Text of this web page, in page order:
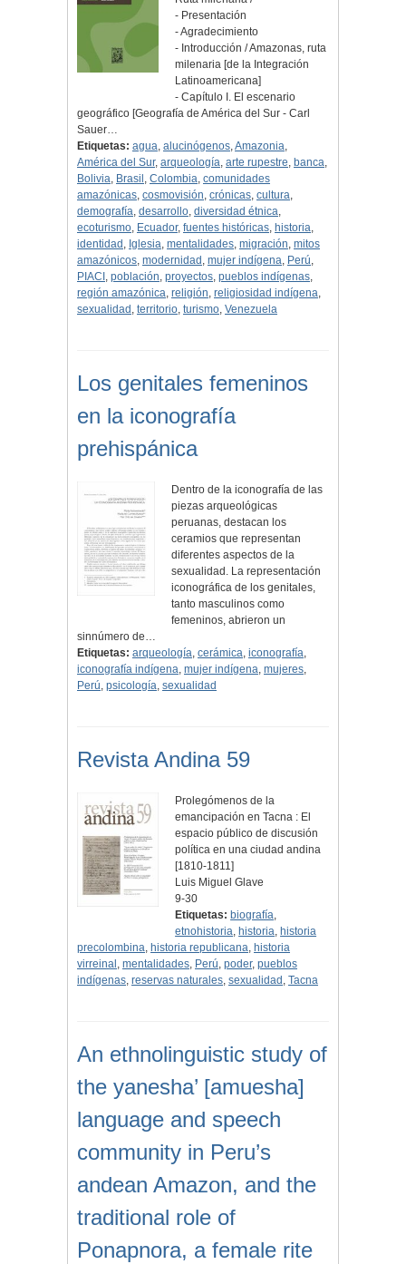
- Presentación
- Agradecimiento
- Introducción / Amazonas, ruta
milenaria [de la Integración
Latinoamericana]
- Capítulo I. El escenario
geográfico [Geografía de América del Sur - Carl
Sauer…
Etiquetas: agua, alucinógenos,Amazonia,
América del Sur, arqueología, arte rupestre, banca,
Bolivia, Brasil , Colombia, comunidades
amazónicas, cosmovisión, crónicas, cultura,
demografía, desarrollo, diversidad étnica,
ecoturismo, Ecuador, fuentes históricas, historia,
identidad , Iglesia, mentalidades, migración, mitos
amazónicos, modernidad , mujer indígena, Perú,
PIACI , población, proyectos, pueblos indígenas,
región amazónica, religión, religiosidad indígena,
sexualidad , territorio, turismo, Venezuela
Los genitales femeninos
en la iconografía
prehispánica
Dentro de la iconografía de las
piezas arqueológicas
peruanas, destacan los
ceramios que representan
diferentes aspectos de la
sexualidad. La representación
iconográfica de los genitales,
tanto masculinos como
femeninos, abrieron un
sinnúmero de…
Etiquetas: arqueología, cerámica, iconografía,
iconografía indígena, mujer indígena, mujeres,
Perú, psicología, sexualidad
Revista Andina 59
Prolegómenos de la
emancipación en Tacna : El
espacio público de discusión
política en una ciudad andina
[1810-1811]
Luis Miguel Glave
9-30
Etiquetas: biografía,
etnohistoria, historia, historia
precolombina, historia republicana, historia
virreinal , mentalidades, Perú, poder, pueblos
indígenas, reservas naturales, sexualidad , Tacna
An ethnolinguistic study of
the yanesha’ [amuesha]
language and speech
community in Peru’s
andean Amazon, and the
traditional role of
Ponapnora, a female rite